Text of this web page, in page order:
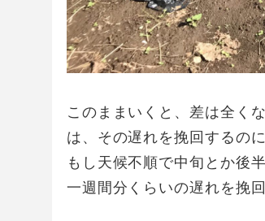
このままいくと、差は全く
は、その遅れを挽回するの
もし天候不順で中旬とか後
一週間分くらいの遅れを挽